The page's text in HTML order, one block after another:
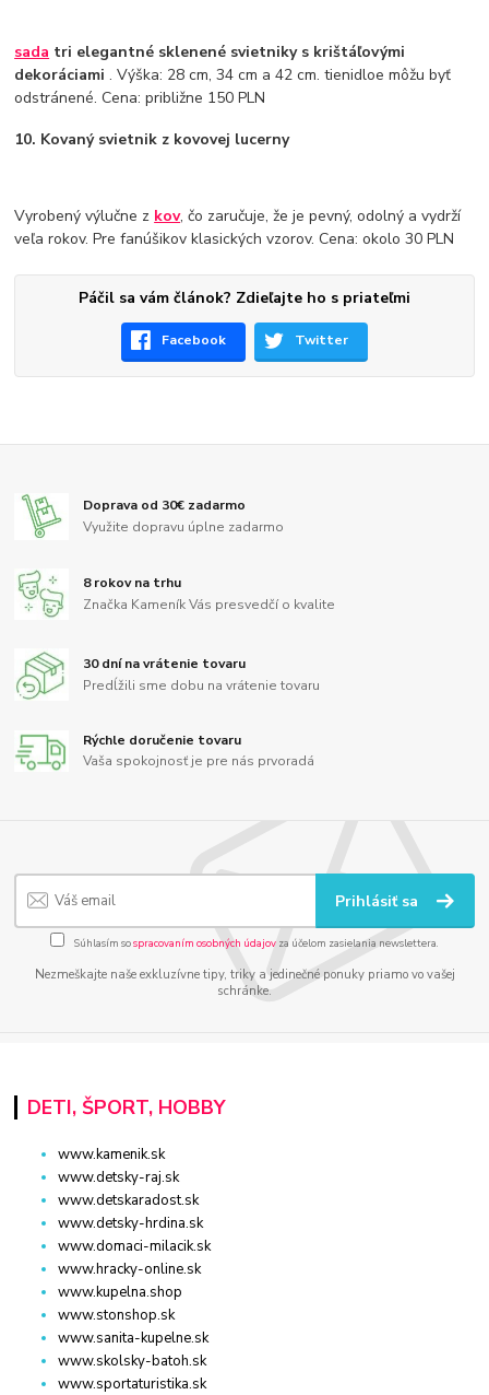
sada tri elegantné sklenené svietniky s krištáľovými
dekoráciami. Výška: 28 cm, 34 cm a 42 cm. tienidloe môžu byť
odstránené. Cena: približne 150 PLN
10. Kovaný svietnik z kovovej lucerny
Vyrobený výlučne z kov, čo zaručuje, že je pevný, odolný a vydrží
veľa rokov. Pre fanúšikov klasických vzorov. Cena: okolo 30 PLN
Páčil sa vám článok? Zdieľajte ho s priateľmi
Facebook Twitter
Doprava od 30€ zadarmo
Využite dopravu úplne zadarmo
8 rokov na trhu
Značka Kameník Vás presvedčí o kvalite
30 dní na vrátenie tovaru
Predĺžili sme dobu na vrátenie tovaru
Rýchle doručenie tovaru
Vaša spokojnosť je pre nás prvoradá
Prihlásiť sa
Súhlasím sospracovaním osobných údajov za účelom zasielania newslettera.
Nezmeškajte naše exkluzívne tipy, triky a jedinečné ponuky priamo vo vašej
schránke.
DETI, ŠPORT, HOBBY
www.kamenik.sk
www.detsky-raj.sk
www.detskaradost.sk
www.detsky-hrdina.sk
www.domaci-milacik.sk
www.hracky-online.sk
www.kupelna.shop
www.stonshop.sk
www.sanita-kupelne.sk
www.skolsky-batoh.sk
www.sportaturistika.sk